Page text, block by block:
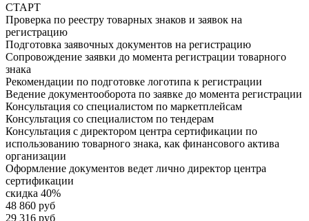
СТАРТ
Проверка по реестру товарных знаков и заявок на
регистрацию
Подготовка заявочных документов на регистрацию
Сопровождение заявки до момента регистрации товарного
знака
Рекомендации по подготовке логотипа к регистрации
Ведение документооборота по заявке до момента регистрации
Консультация со специалистом по маркетплейсам
Консультация со специалистом по тендерам
Консультация с директором центра сертификации по
использованию товарного знака, как финансового актива
организации
Оформление документов ведет лично директор центра
сертификации
скидка 40%
48 860 руб
29 316 руб